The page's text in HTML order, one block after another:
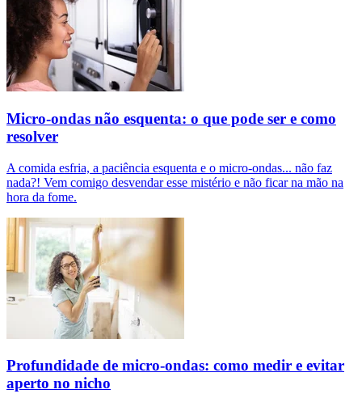
Micro-ondas não esquenta: o que pode ser e como
resolver
A comida esfria, a paciência esquenta e o micro-ondas... não faz
nada?! Vem comigo desvendar esse mistério e não ficar na mão na
hora da fome.
Profundidade de micro-ondas: como medir e evitar
aperto no nicho